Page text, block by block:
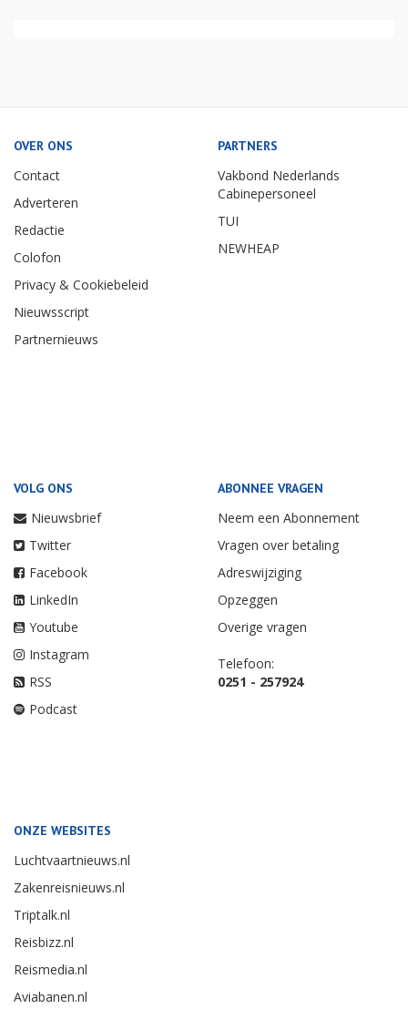
OVER ONS
Contact
Adverteren
Redactie
Colofon
Privacy & Cookiebeleid
Nieuwsscript
Partnernieuws
PARTNERS
Vakbond Nederlands
Cabinepersoneel
TUI
NEWHEAP
VOLG ONS
Nieuwsbrief
Twitter
Facebook
LinkedIn
Youtube
Instagram
RSS
Podcast
ABONNEE VRAGEN
Neem een Abonnement
Vragen over betaling
Adreswijziging
Opzeggen
Overige vragen
Telefoon:
0251 - 257924
ONZE WEBSITES
Luchtvaartnieuws.nl
Zakenreisnieuws.nl
Triptalk.nl
Reisbizz.nl
Reismedia.nl
Aviabanen.nl